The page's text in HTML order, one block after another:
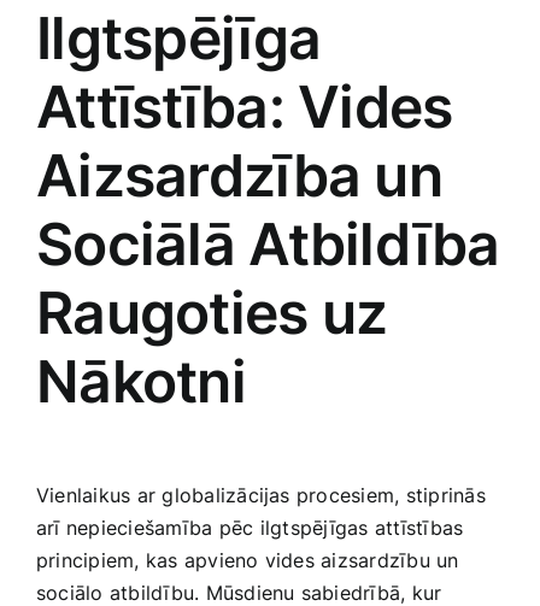
Ilgtspējīga
Attīstība: Vides
Aizsardzība un‍
Sociālā Atbildība
Raugoties uz‌
Nākotni
Vienlaikus ar globalizācijas procesiem, stiprinās
arī nepieciešamība pēc⁤ ilgtspējīgas attīstības
principiem, kas apvieno vides aizsardzību un
sociālo​ atbildību. Mūsdienu sabiedrībā, kur